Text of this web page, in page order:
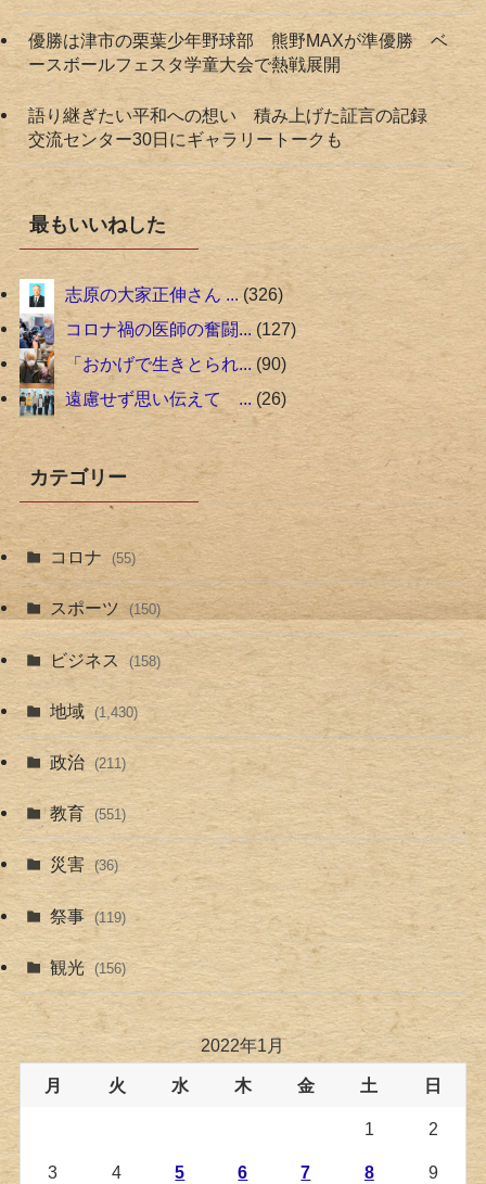
優勝は津市の栗葉少年野球部 熊野MAXが準優勝 ベ
ースボールフェスタ学童大会で熱戦展開
語り継ぎたい平和への想い 積み上げた証言の記録
交流センター30日にギャラリートークも
最もいいねした
志原の大家正伸さん ... 326
コロナ禍の医師の奮闘... 127
「おかげで生きとられ... 90
遠慮せず思い伝えて ... 26
カテゴリー
コロナ (55)
スポーツ (150)
ビジネス (158)
地域 (1,430)
政治 (211)
教育 (551)
災害 (36)
祭事 (119)
観光 (156)
2022年1月
月 火 水 木 金 土 日
1 2
3 4 5 6 7 8 9